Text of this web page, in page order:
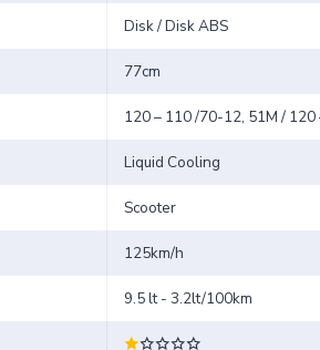
Disk / Disk ABS
77cm
120 – 110 /70-12, 51M /
Liquid Cooling
Scooter
125km/h
9.5 lt - 3.2lt/100km